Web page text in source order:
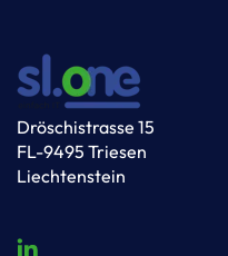
Dröschistrasse 15
FL-9495 Triesen
Liechtenstein